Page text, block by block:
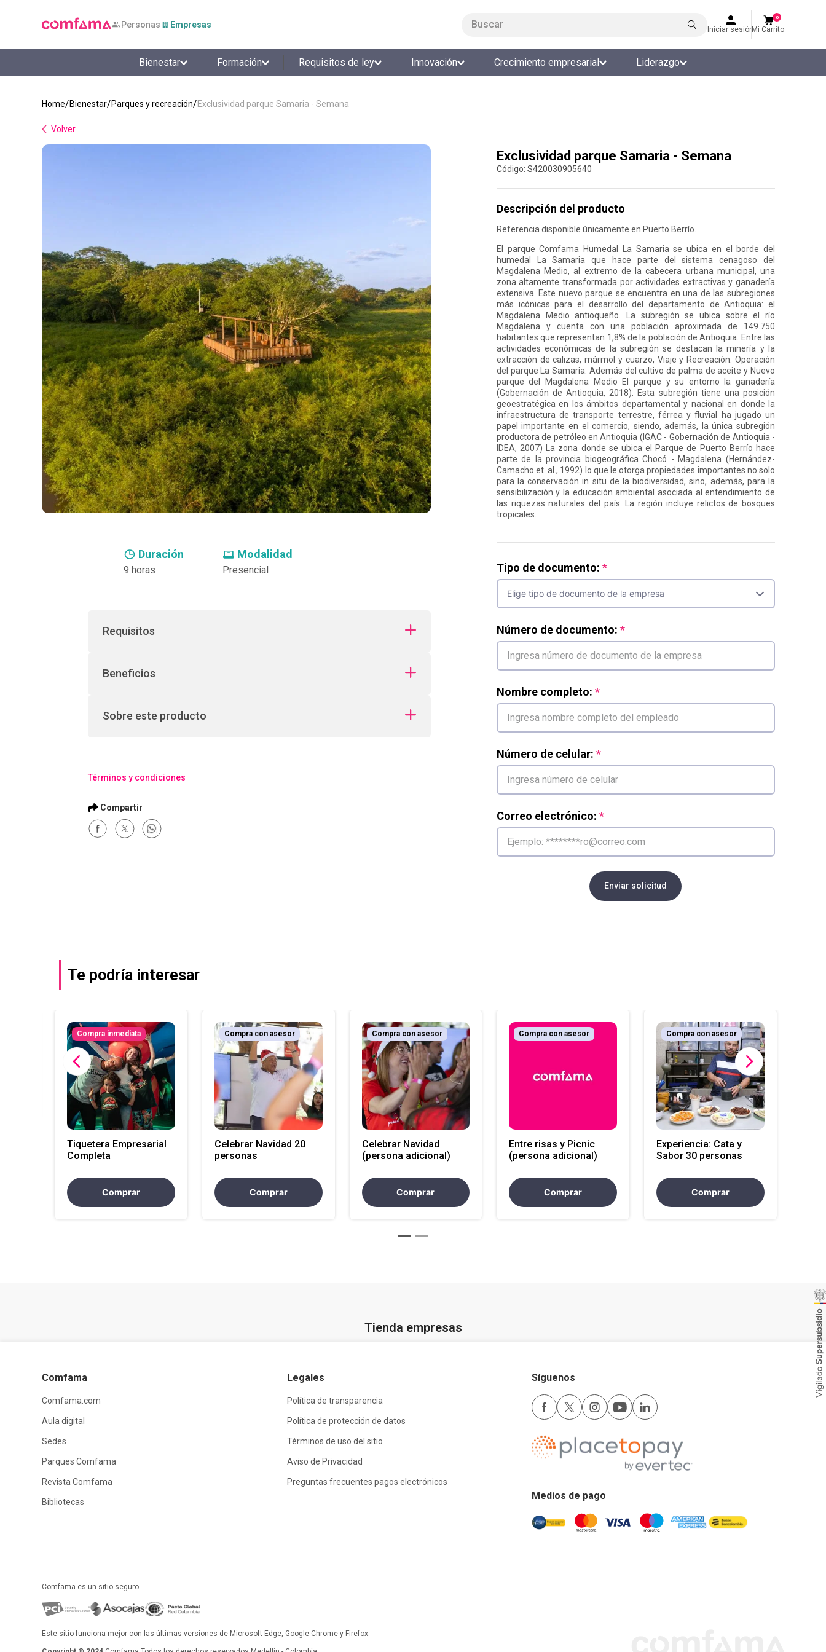
Personas Empresas Iniciar sesiónMi Carrito
0
Bienestar Formación Requisitos de ley Innovación Crecimiento empresarial Liderazgo
Bienestar Parques y recreación Exclusividad parque Samaria - Semana
Volver
Duración
9 horas
Modalidad
Presencial
Requisitos
Beneficios
Sobre este producto
Términos y condiciones
Exclusividad parque Samaria - Semana
: S420030905640
Descripción del producto
Referencia disponible únicamente en Puerto Berrío.
El parque Comfama Humedal La Samaria se ubica en el borde del
humedal La Samaria que hace parte del sistema cenagoso del
Magdalena Medio, al extremo de la cabecera urbana municipal, una
zona altamente transformada por actividades extractivas y ganadería
extensiva. Este nuevo parque se encuentra en una de las subregiones
más icónicas para el desarrollo del departamento de Antioquia: el
Magdalena Medio antioqueño. La subregión se ubica sobre el río
Magdalena y cuenta con una población aproximada de 149.750
habitantes que representan 1,8% de la población de Antioquia. Entre las
actividades económicas de la subregión se destacan la minería y la
extracción de calizas, mármol y cuarzo, Viaje y Recreación: Operación
del parque La Samaria. Además del cultivo de palma de aceite y Nuevo
parque del Magdalena Medio El parque y su entorno la ganadería
(Gobernación de Antioquia, 2018). Esta subregión tiene una posición
geoestratégica en los ámbitos departamental y nacional en donde la
infraestructura de transporte terrestre, férrea y fluvial ha jugado un
papel importante en el comercio, siendo, además, la única subregión
productora de petróleo en Antioquia (IGAC - Gobernación de Antioquia -
IDEA, 2007) La zona donde se ubica el Parque de Puerto Berrío hace
parte de la provincia biogeográfica Chocó - Magdalena (Hernández-
Camacho et. al., 1992) lo que le otorga propiedades importantes no solo
para la conservación in situ de la biodiversidad, sino, además, para la
sensibilización y la educación ambiental asociada al entendimiento de
las riquezas naturales del país. La región incluye relictos de bosques
tropicales.
Tipo de documento:
Número de documento:
Nombre completo:
Número de celular:
Correo electrónico:
Enviar solicitud
Te podría interesar
Tiquetera Empresarial
Completa
Comprar
Compra inmediata
Celebrar Navidad 20
personas
Comprar
Compra con asesor
Celebrar Navidad
(persona adicional)
Comprar
Compra con asesor
Entre risas y Picnic
(persona adicional)
Comprar
Compra con asesor
Experiencia: Cata y
Sabor 30 personas
Comprar
Compra con asesor
Tienda empresas
Comfama
Comfama.com
Aula digital
Sedes
Parques Comfama
Revista Comfama
Bibliotecas
Legales
Política de transparencia
Política de protección de datos
Términos de uso del sitio
Aviso de Privacidad
Preguntas frecuentes pagos electrónicos
Síguenos
Medios de pago
Comfama es un sitio seguro
Este sitio funciona mejor con las últimas versiones de Microsoft Edge, Google Chrome y Firefox.
LO MÁS BUSCADO
1.
smart fit
10. retiro laboral